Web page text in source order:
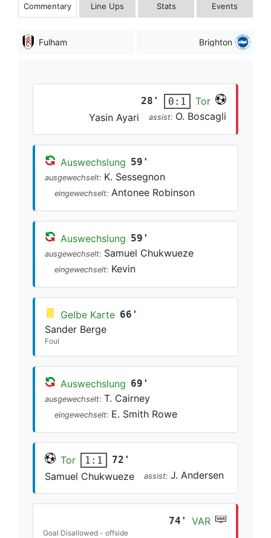
Commentary Line Ups Stats Events
Fulham Brighton
28' 0:1
Tor
Yasin Ayari
assist: O. Boscagli
Auswechslung 59'
ausgewechselt: K. Sessegnon
eingewechselt: Antonee Robinson
Auswechslung 59'
ausgewechselt: Samuel Chukwueze
eingewechselt: Kevin
Gelbe Karte 66'
Sander Berge
Foul
Auswechslung 69'
ausgewechselt: T. Cairney
eingewechselt: E. Smith Rowe
Tor 1:1 72'
Samuel Chukwueze assist: J. Andersen
74' VAR
Goal Disallowed - offside